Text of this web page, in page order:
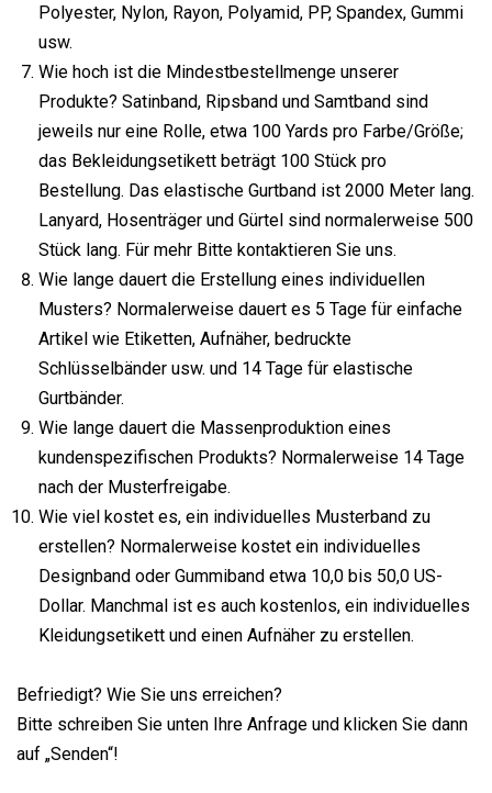
Polyester, Nylon, Rayon, Polyamid, PP, Spandex, Gummi
usw.
Wie hoch ist die Mindestbestellmenge unserer
Produkte? Satinband, Ripsband und Samtband sind
jeweils nur eine Rolle, etwa 100 Yards pro Farbe/Größe;
das Bekleidungsetikett beträgt 100 Stück pro
Bestellung. Das elastische Gurtband ist 2000 Meter lang.
Lanyard, Hosenträger und Gürtel sind normalerweise 500
Stück lang. Für mehr Bitte kontaktieren Sie uns.
Wie lange dauert die Erstellung eines individuellen
Musters? Normalerweise dauert es 5 Tage für einfache
Artikel wie Etiketten, Aufnäher, bedruckte
Schlüsselbänder usw. und 14 Tage für elastische
Gurtbänder.
Wie lange dauert die Massenproduktion eines
kundenspezifischen Produkts? Normalerweise 14 Tage
nach der Musterfreigabe.
Wie viel kostet es, ein individuelles Musterband zu
erstellen? Normalerweise kostet ein individuelles
Designband oder Gummiband etwa 10,0 bis 50,0 US-
Dollar. Manchmal ist es auch kostenlos, ein individuelles
Kleidungsetikett und einen Aufnäher zu erstellen.
Befriedigt? Wie Sie uns erreichen?
Bitte schreiben Sie unten Ihre Anfrage und klicken Sie dann
auf „Senden“!